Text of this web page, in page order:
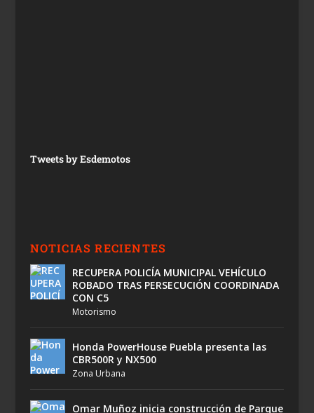
Tweets by Esdemotos
NOTICIAS RECIENTES
RECUPERA POLICÍA MUNICIPAL VEHÍCULO
ROBADO TRAS PERSECUCIÓN COORDINADA
CON C5
Motorismo
Honda PowerHouse Puebla presenta las
CBR500R y NX500
Zona Urbana
Omar Muñoz inicia construcción de Parque